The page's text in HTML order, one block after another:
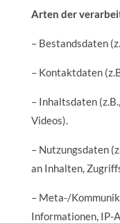
Arten der
– Bestandsdaten
– Kontaktdaten
– Inhaltsdaten
Videos).
– Nutzungsdaten
an Inhalten,
– Meta-/
Informationen, IP-